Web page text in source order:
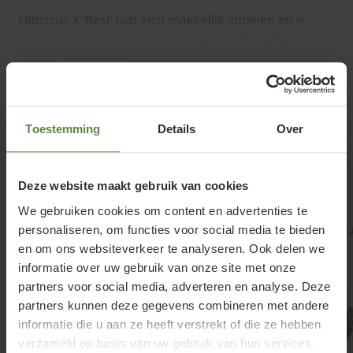
Toestemming Details Over
Deze website maakt gebruik van cookies
We gebruiken cookies om content en advertenties te
personaliseren, om functies voor social media te bieden
en om ons websiteverkeer te analyseren. Ook delen we
informatie over uw gebruik van onze site met onze
partners voor social media, adverteren en analyse. Deze
partners kunnen deze gegevens combineren met andere
informatie die u aan ze heeft verstrekt of die ze hebben
verzameld op basis van uw gebruik van hun services.
voorkeur in het vroege voorjaar, want de
Altheastruik bloeit op eenjarig hout. Verwijder dan
ook meteen oude en uitgedroogde en
vormverstorende takken.
Bomen van tuinplantenwinkel.nl kunt u jaarrond
planten. Dit kan omdat we al onze bomen in pot
leveren. Aanplanten in de herfst, winter, lente én
zomer is dus altijd mogelijk, met
aangroeigarantie!
Gerelateerde producten